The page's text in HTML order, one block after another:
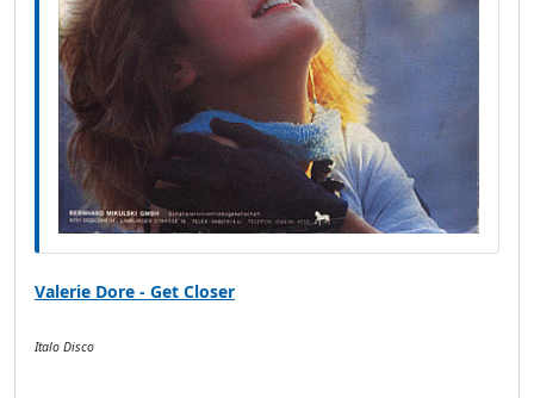
Valerie Dore - Get Closer
Italo Disco